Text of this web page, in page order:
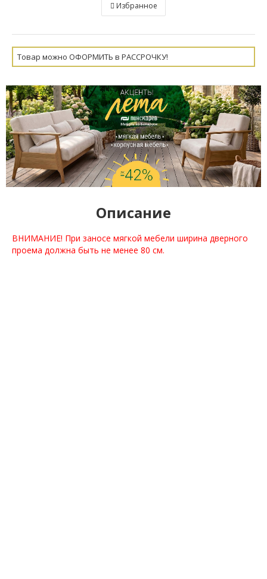
Избранное
Товар можно ОФОРМИТЬ в РАССРОЧКУ!
Описание
ВНИМАНИЕ! При заносе мягкой мебели ширина дверного
проема должна быть не менее 80 см.